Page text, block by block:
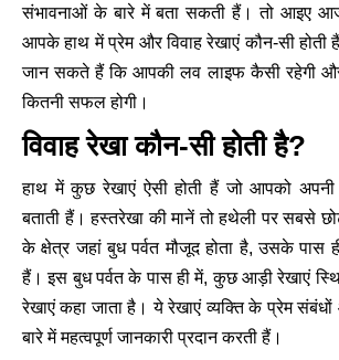
संभावनाओं के बारे में बता सकती हैं। तो आइए
आपके हाथ में प्रेम और विवाह रेखाएं कौन-सी
जान सकते हैं कि आपकी लव लाइफ कैसी रहेगी
कितनी सफल होगी।
विवाह रेखा कौन-सी होती है?
हाथ में कुछ रेखाएं ऐसी होती हैं जो आपको
बताती हैं। हस्तरेखा की मानें तो हथेली पर सबसे
के क्षेत्र जहां बुध पर्वत मौजूद होता है, उसके पास
हैं। इस बुध पर्वत के पास ही में, कुछ आड़ी रेखाएं
रेखाएं कहा जाता है। ये रेखाएं व्यक्ति के प्रेम
बारे में महत्वपूर्ण जानकारी प्रदान करती हैं।